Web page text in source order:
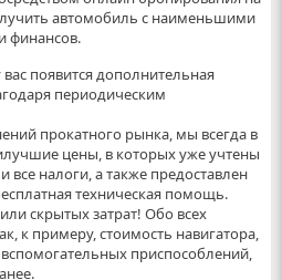
автомобиль с наименьшими
финансов.
появится дополнительная
периодическим
прокатного рынка, мы всегда в
цены, в которых уже учтены
все налоги, а также предоставлен
техническая помощь.
скрытых затрат! Обо всех
к примеру, стоимость навигатора,
приспособлений,